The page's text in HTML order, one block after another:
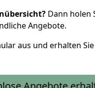
Dann holen
Angebote.
aus und erhalten Sie